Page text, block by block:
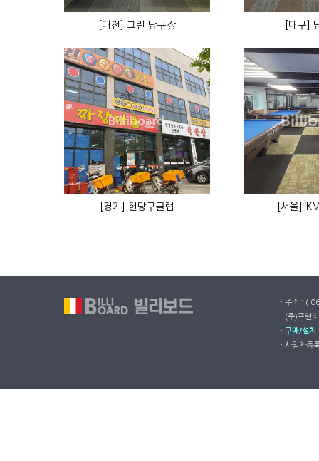
[대전] 그린 당구장 [대구]
[경기] 현당구클럽 [서울]
ㆍ주소 : (
ㆍ(주)프런
ㆍ 구매/설치
ㆍ사업자